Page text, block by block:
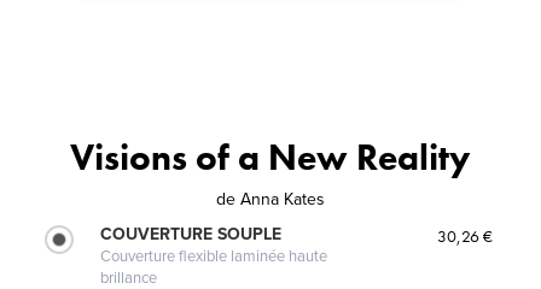
Visions of a New Reality
de Anna Kates
COUVERTURE SOUPLE
Couverture flexible laminée haute
brillance
30,26 €